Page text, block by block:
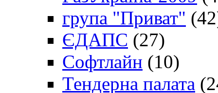
група "Приват"
ЄДАПС (27)
Софтлайн (10)
Тендерна палата